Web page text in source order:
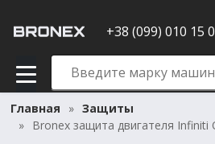
+38 (099) 010 15
Главная
Защиты
Bronex защита двигателя Infiniti